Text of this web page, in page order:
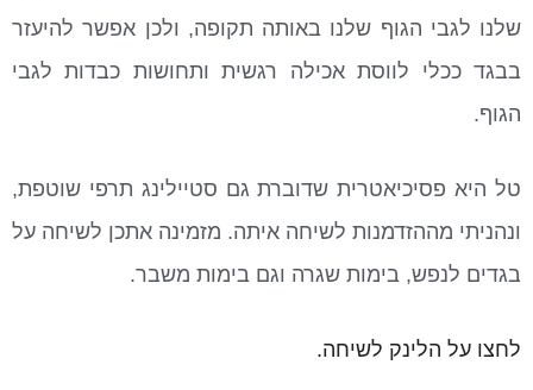
שלנו לגבי הגוף שלנו באותה תקופה, ולכן אפשר להיעזר
בבגד ככלי לווסת אכילה רגשית ותחושות כבדות לגבי
הגוף.
טל היא פסיכיאטרית שדוברת גם סטיילינג תרפי שוטפת,
ונהניתי מההזדמנות לשיחה איתה. מזמינה אתכן לשיחה על
בגדים לנפש, בימות שגרה וגם בימות משבר.
לחצו על הלינק לשיחה.